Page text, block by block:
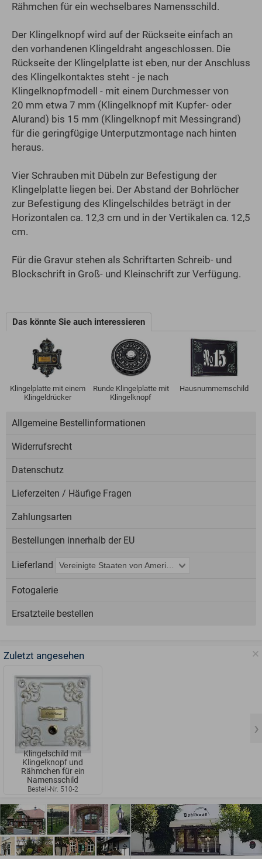
Rähmchen für ein wechselbares Namensschild.
Der Klingelknopf wird auf der Rückseite einfach an
den vorhandenen Klingeldraht angeschlossen. Die
Rückseite der Klingelplatte ist eben, nur der Anschluss
des Klingelkontaktes steht - je nach
Klingelknopfmodell - mit einem Durchmesser von
20 mm etwa 7 mm (Klingelknopf mit Kupfer- oder
Alurand) bis 15 mm (Klingelknopf mit Messingrand)
für die geringfügige Unterputzmontage nach hinten
heraus.
Vier Schrauben mit Dübeln zur Befestigung der
Klingelplatte liegen bei. Der Abstand der Bohrlöcher
zur Befestigung des Klingelschildes beträgt in der
Horizontalen ca. 12,3 cm und in der Vertikalen ca. 12,5
cm.
Für die Gravur stehen als Schriftarten Schreib- und
Blockschrift in Groß- und Kleinschrift zur Verfügung.
Das könnte Sie auch interessieren
Klingelplatte mit einem
Klingeldrücker
Runde Klingelplatte mit
Klingelknopf
Hausnummernschild
Allgemeine Bestellinformationen
Widerrufsrecht
Datenschutz
Lieferzeiten / Häufige Fragen
Zahlungsarten
Bestellungen innerhalb der EU
Lieferland
Fotogalerie
Ersatzteile bestellen
Zuletzt angesehen
Klingelschild mit
Klingelknopf und
Rähmchen für ein
Namensschild
Bestell-Nr. 510-2